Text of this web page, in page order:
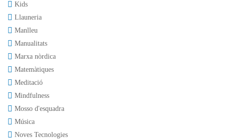
Kids
Llauneria
Manlleu
Manualitats
Marxa nòrdica
Matemàtiques
Meditació
Mindfulness
Mosso d'esquadra
Música
Noves Tecnologies